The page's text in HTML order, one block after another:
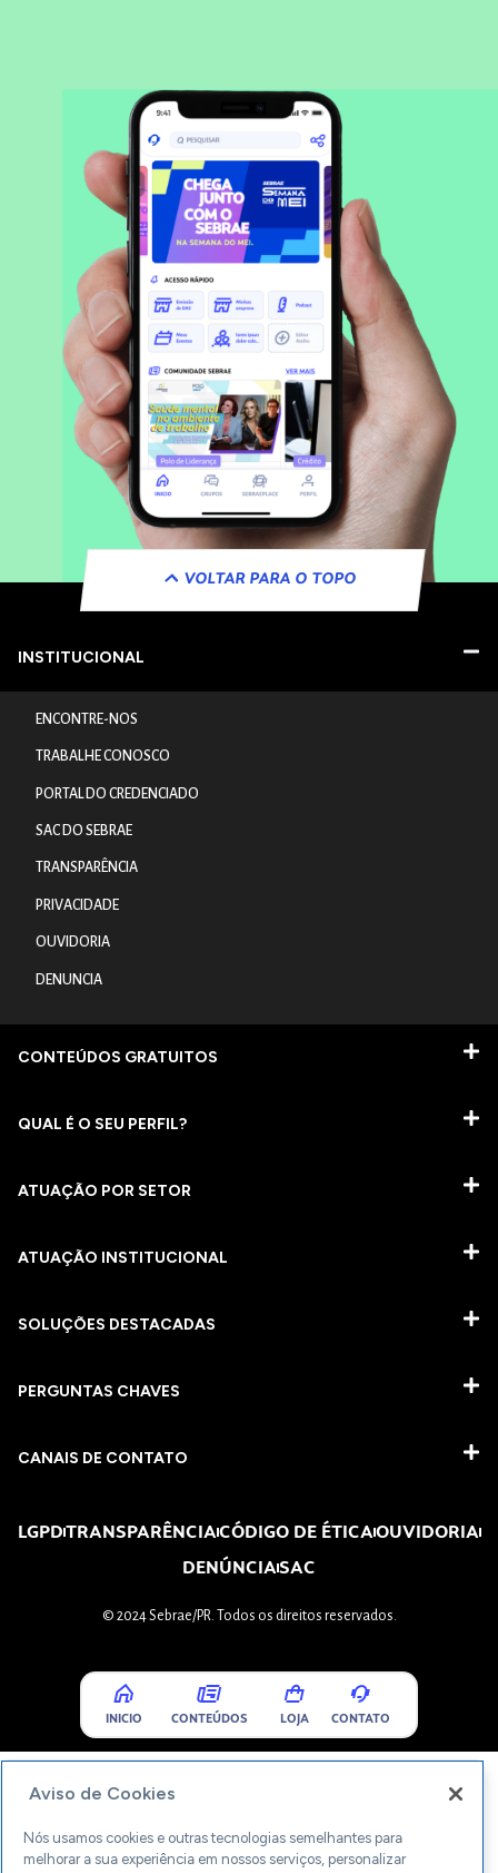
VOLTAR PARA O TOPO
INSTITUCIONAL
ENCONTRE-NOS
TRABALHE CONOSCO
PORTAL DO CREDENCIADO
SAC DO SEBRAE
TRANSPARÊNCIA
PRIVACIDADE
OUVIDORIA
DENUNCIA
CONTEÚDOS GRATUITOS
QUAL É O SEU PERFIL?
ATUAÇÃO POR SETOR
ATUAÇÃO INSTITUCIONAL
SOLUÇÕES DESTACADAS
PERGUNTAS CHAVES​
CANAIS DE CONTATO
LGPDTRANSPARÊNCIACÓDIGO DE ÉTICAOUVIDORIA
DENÚNCIASAC
© 2024 Sebrae/PR. Todos os direitos reservados.
INICIO CONTEÚDOS LOJA CONTATO
Aviso de Cookies
Nós usamos cookies e outras tecnologias semelhantes para
melhorar a sua experiência em nossos serviços, personalizar